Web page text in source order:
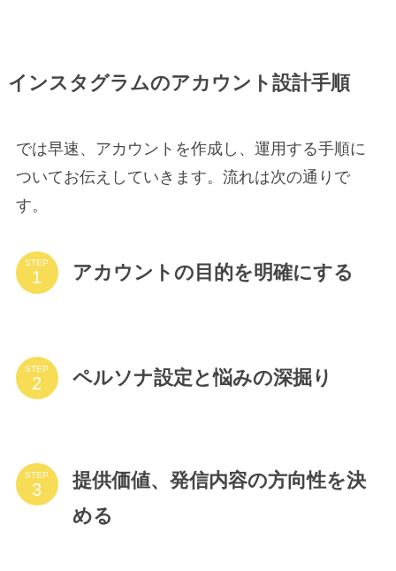
インスタグラムのアカウント設計手順
では早速、アカウントを作成し、運用する手順に
ついてお伝えしていきます。流れは次の通りで
す。
STEP アカウントの目的を明確にする
STEP ペルソナ設定と悩みの深掘り
STEP
提供価値、発信内容の方向性を決
める